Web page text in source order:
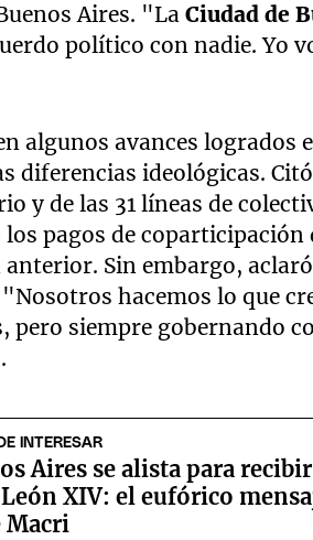
Aires. "LaCiudad de
político con nadie. Yo
algunos avances logrados
diferencias ideológicas.
y de las 31 líneas de
pagos de coparticipación
Sin embargo,
hacemos lo que
pero siempre gobernando
INTERESAR
Aires se alista para
León XIV: el eufórico
Macri